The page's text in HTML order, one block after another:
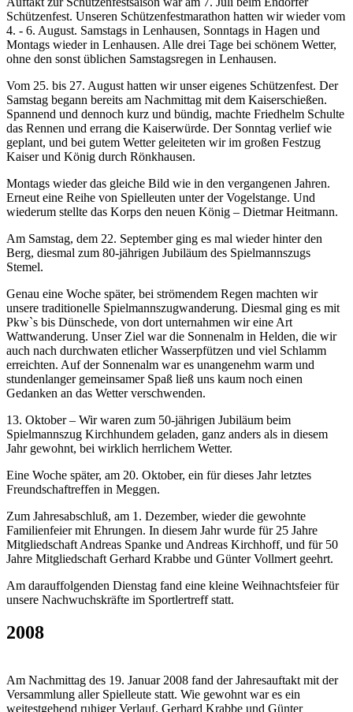
Schützenfest. Unseren Schützenfestmarathon hatten wir wieder vom
4. - 6. August. Samstags in Lenhausen, Sonntags in Hagen und
Montags wieder in Lenhausen. Alle drei Tage bei schönem Wetter,
ohne den sonst üblichen Samstagsregen in Lenhausen.
Vom 25. bis 27. August hatten wir unser eigenes Schützenfest. Der
Samstag begann bereits am Nachmittag mit dem Kaiserschießen.
Spannend und dennoch kurz und bündig, machte Friedhelm Schulte
das Rennen und errang die Kaiserwürde. Der Sonntag verlief wie
geplant, und bei gutem Wetter geleiteten wir im großen Festzug
Kaiser und König durch Rönkhausen.
Montags wieder das gleiche Bild wie in den vergangenen Jahren.
Erneut eine Reihe von Spielleuten unter der Vogelstange. Und
wiederum stellte das Korps den neuen König – Dietmar Heitmann.
Am Samstag, dem 22. September ging es mal wieder hinter den
Berg, diesmal zum 80-jährigen Jubiläum des Spielmannszugs
Stemel.
Genau eine Woche später, bei strömendem Regen machten wir
unsere traditionelle Spielmannszugwanderung. Diesmal ging es mit
Pkw`s bis Dünschede, von dort unternahmen wir eine Art
Wattwanderung. Unser Ziel war die Sonnenalm in Helden, die wir
auch nach durchwaten etlicher Wasserpfützen und viel Schlamm
erreichten. Auf der Sonnenalm war es unangenehm warm und
stundenlanger gemeinsamer Spaß ließ uns kaum noch einen
Gedanken an das Wetter verschwenden.
13. Oktober – Wir waren zum 50-jährigen Jubiläum beim
Spielmannszug Kirchhundem geladen, ganz anders als in diesem
Jahr gewohnt, bei wirklich herrlichem Wetter.
Eine Woche später, am 20. Oktober, ein für dieses Jahr letztes
Freundschaftreffen in Meggen.
Zum Jahresabschluß, am 1. Dezember, wieder die gewohnte
Familienfeier mit Ehrungen. In diesem Jahr wurde für 25 Jahre
Mitgliedschaft Andreas Spanke und Andreas Kirchhoff, und für 50
Jahre Mitgliedschaft Gerhard Krabbe und Günter Vollmert geehrt.
Am darauffolgenden Dienstag fand eine kleine Weihnachtsfeier für
unsere Nachwuchskräfte im Sportlertreff statt.
2008
Am Nachmittag des 19. Januar 2008 fand der Jahresauftakt mit der
Versammlung aller Spielleute statt. Wie gewohnt war es ein
weitestgehend ruhiger Verlauf. Gerhard Krabbe und Günter